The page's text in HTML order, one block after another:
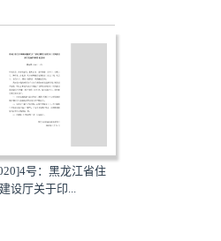
号：黑龙江省住
设厅关于印...